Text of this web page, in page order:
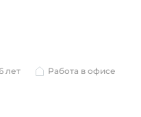
лет
Работа в офисе